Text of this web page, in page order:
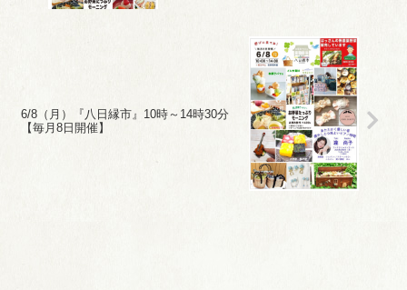
6/8（月）『八日縁市』10時～14時30分
【毎月8日開催】